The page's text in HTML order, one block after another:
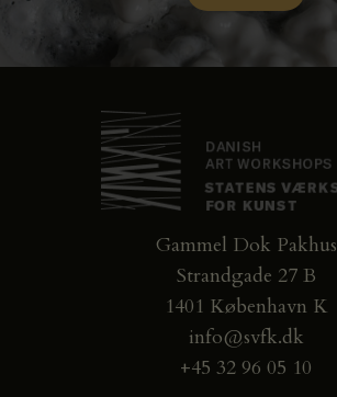
Gammel Dok Pakhus
Strandgade 27 B
1401 København K
info@svfk.dk
+45 32 96 05 10